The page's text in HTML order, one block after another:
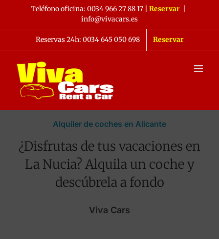
contenido
Teléfono oficina: 0034 966 27 88 17| Reservar
info@vivacars.es
Reservas 24h: 0034 645 050 698 Reservar
Alquiler de coches en Alicante
¿Disfrutas de tus vacaciones en
La Nucia? Alquila un coche y
descúbrela a fondo
Viva Cars